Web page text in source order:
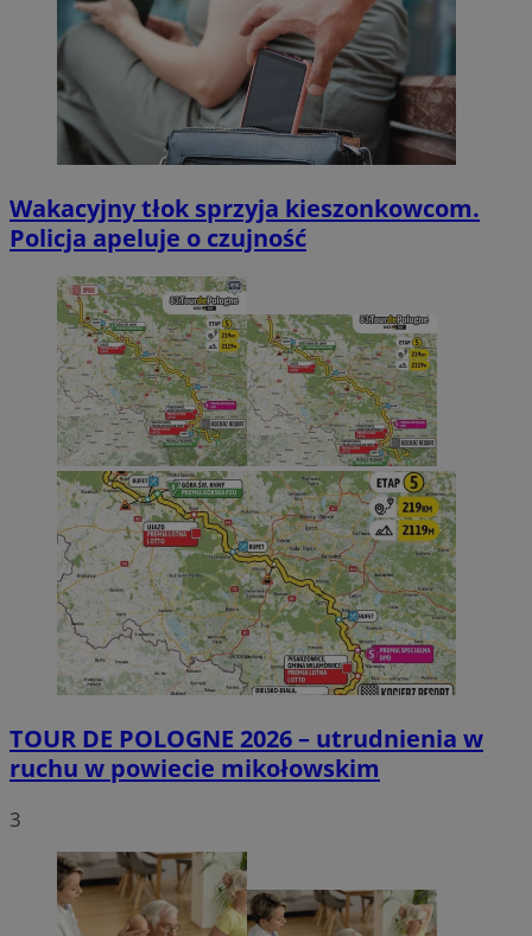
Wakacyjny tłok sprzyja kieszonkowcom.
Policja apeluje o czujność
TOUR DE POLOGNE 2026 – utrudnienia w
ruchu w powiecie mikołowskim
3